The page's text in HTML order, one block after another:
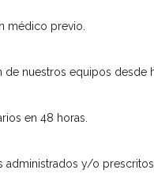
médico previo.
nuestros equipos desde
en 48 horas.
administrados y/o